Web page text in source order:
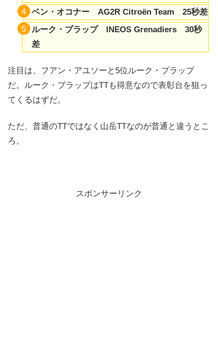
ベン・オコナー AG2R Citroën Team 25秒差
ルーク・プラップ INEOS Grenadiers 30秒
差
注目は、フアン・アユソーと5位ルーク・プラップ
だ。ルーク・プラップはTTも得意なので表彰台を狙っ
てくるはずだ。
ただ、普通のTTではなく山岳TTなのが普通と違うとこ
ろ。
スポンサーリンク